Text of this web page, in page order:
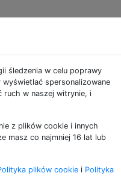
tanh tanh. Co się stanie,
którą jest (x *
śledzenia w celu poprawy
spersonalizowane
ruch w naszej witrynie, i
z plików cookie i innych
masz co najmniej 16 lat lub
plików cookie i Polityka